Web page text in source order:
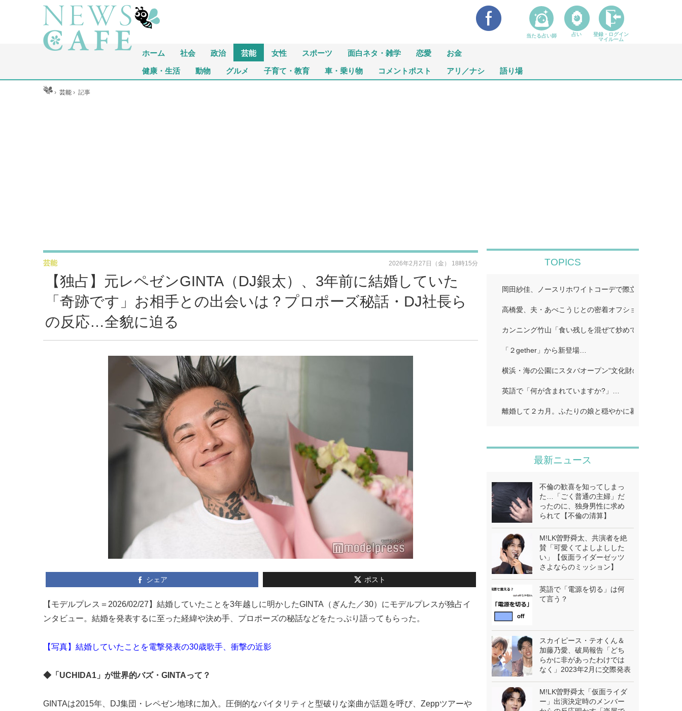
ホーム 社会 政治 芸能 女性 スポーツ 面白ネタ・雑学 恋愛 お金
健康・生活 動物 グルメ 子育て・教育 車・乗り物 コメントポスト アリ／ナシ 語り場
ホーム ›芸能 ›記事
【独占】元レペゼンGINTA（DJ銀太）、3年前に結婚していた
「奇跡です」お相手との出会いは？プロポーズ秘話・DJ社長ら
の反応…全貌に迫る
芸能 2026年2月27日（金） 18時15分
シェア ポスト
【モデルプレス＝2026/02/27】結婚していたことを3年越しに明かしたGINTA（ぎんた／30）にモデルプレスが独占イ
ンタビュー。結婚を発表するに至った経緯や決め手、プロポーズの秘話などをたっぷり語ってもらった。
【写真】結婚していたことを電撃発表の30歳歌手、衝撃の近影
◆「UCHIDA1」が世界的バズ・GINTAって？
GINTAは2015年、DJ集団・レペゼン地球に加入。圧倒的なバイタリティと型破りな楽曲が話題を呼び、Zeppツアーや
TOPICS
岡田紗佳、ノースリホワイトコーデで際立つ美スタイ
高橋愛、夫・あべこうじとの密着オフショット公開「
カンニング竹山「食い残しを混ぜて炒めて味つけて」…
「２gether」から新登場…
横浜・海の公園にスタバオープン“文化財のレトロ洋館
英語で「何が含まれていますか?」…
離婚して２カ月。ふたりの娘と穏やかに暮らしている
最新ニュース
不倫の歓喜を知ってしまっ
た…「ごく普通の主婦」だ
ったのに、独身男性に求め
られて【不倫の清算】
M!LK曽野舜太、共演者を絶
賛「可愛くてよしよしした
い」【仮面ライダーゼッツ
さよならのミッション】
英語で「電源を切る」は何
て言う？
スカイピース・テオくん＆
加藤乃愛、破局報告「どち
らかに非があったわけでは
なく」2023年2月に交際発表
M!LK曽野舜太「仮面ライダ
ー」出演決定時のメンバー
当たる占い師 占い
登録・ログイン
マイルーム